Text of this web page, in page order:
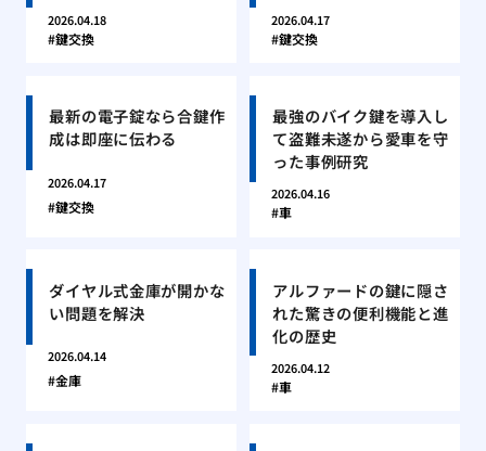
2026.04.18
鍵交換
2026.04.17
鍵交換
最新の電子錠なら合鍵作
成は即座に伝わる
2026.04.17
鍵交換
最強のバイク鍵を導入し
て盗難未遂から愛車を守
った事例研究
2026.04.16
車
ダイヤル式金庫が開かな
い問題を解決
2026.04.14
金庫
アルファードの鍵に隠さ
れた驚きの便利機能と進
化の歴史
2026.04.12
車